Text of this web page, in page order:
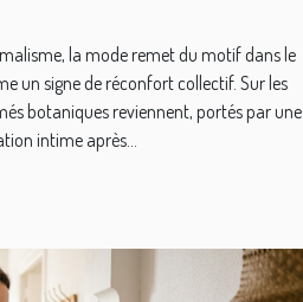
la mode remet du motif dans le
un signe de réconfort collectif. Sur les
botaniques reviennent, portés par une
intime après...